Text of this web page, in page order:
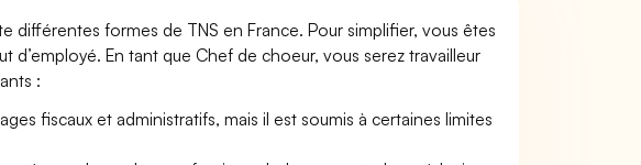
différentes formes de TNS en France. Pour simplifier, vous êtes
d’employé. En tant que Chef de choeur, vous serez travailleur
:
fiscaux et administratifs, mais il est soumis à certaines limites